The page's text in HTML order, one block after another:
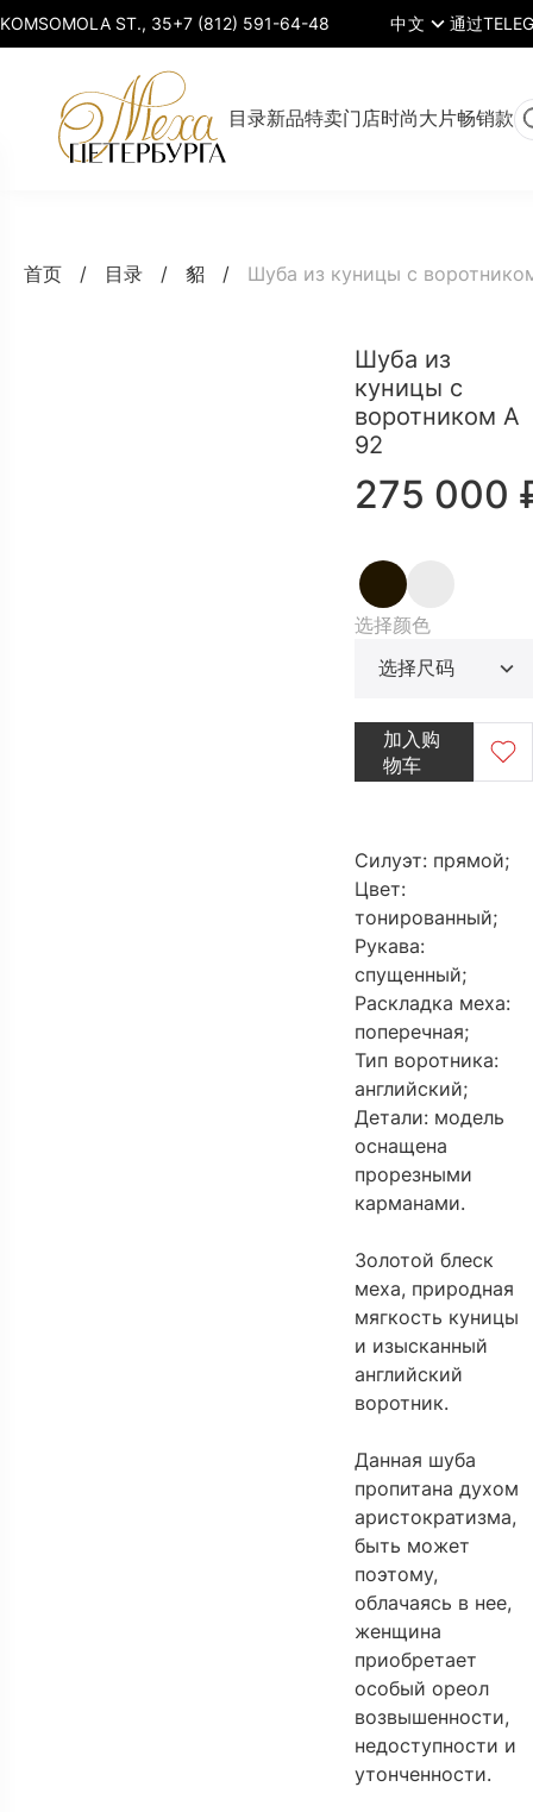
KOMSOMOLA ST., 35+7 (812) 591-64-48 中文
目录新品特卖门店时尚大片畅销款
貂皮
貂皮
elegant
皮草派
貂
sport-
配饰
智能服
首页 / 目录 / 貂 / Шуба из куницы с
Шуба из
куницы с
воротником А
92
275 000
选择颜色
选择尺码
加入购
物车
Силуэт: прямой;
Цвет:
тонированный;
Рукава:
спущенный;
Раскладка меха:
поперечная;
Тип воротника:
английский;
Детали: модель
оснащена
прорезными
карманами.
Золотой блеск
меха, природная
мягкость куницы
и изысканный
английский
воротник.
Данная шуба
пропитана духом
аристократизма,
быть может
поэтому,
облачаясь в нее,
женщина
приобретает
особый ореол
возвышенности,
недоступности и
утонченности.